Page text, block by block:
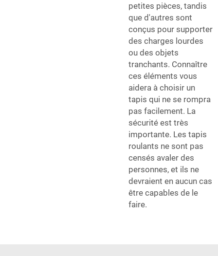
petites pièces, tandis
que d'autres sont
conçus pour supporter
des charges lourdes
ou des objets
tranchants. Connaître
ces éléments vous
aidera à choisir un
tapis qui ne se rompra
pas facilement. La
sécurité est très
importante. Les tapis
roulants ne sont pas
censés avaler des
personnes, et ils ne
devraient en aucun cas
être capables de le
faire.